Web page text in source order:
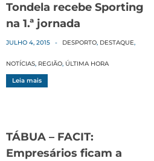
Tondela recebe Sporting
na 1.ª jornada
JULHO 4, 2015 - DESPORTO, DESTAQUE,
NOTÍCIAS, REGIÃO, ÚLTIMA HORA
Leia mais
TÁBUA – FACIT:
Empresários ficam a